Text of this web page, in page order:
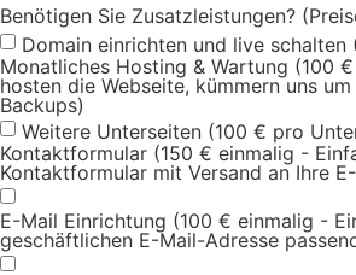
Benötigen Sie Zusatzleistungen?
Domain einrichten und live
Monatliches Hosting & Wartung (100
hosten die Webseite, kümmern uns
Backups)
Weitere Unterseiten (100 € pro
Kontaktformular (150 € einmalig -
Kontaktformular mit Versand an Ihre
E-Mail Einrichtung (100 € einmalig -
geschäftlichen E-Mail-Adresse